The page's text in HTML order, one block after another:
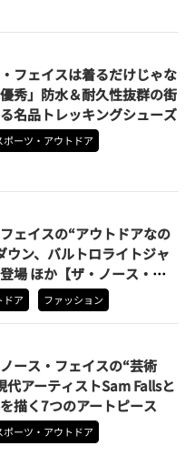
・フェイスは着るだけじゃな
秀」防水＆耐久性抜群の街
名品トレッキングシューズ
ポーツ・アウトドア
ェイスの“アウトドアなの
ウン、バルトロライトジャ
場 ほか【ザ・ノース・フ
事ランキングベスト3】
）
ドア ファッション
ノース・フェイスの“芸術
代アーティストSam Fallsと
描く7つのアートピース
ポーツ・アウトドア